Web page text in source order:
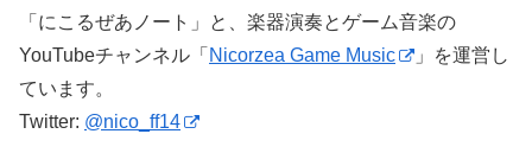
「にこるぜあノート」と、楽器演奏とゲーム音楽の
YouTubeチャンネル「 Nicorzea Game Music
」を運営し
ています。
Twitter: @nico_ff14